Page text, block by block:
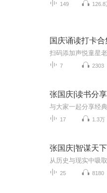
149 126.8
国庆诵读打卡合
7 2303
张国庆|读书分享
与大家一起分享经典
17 1.3万
张国庆|智谋天下
从历史与现实中吸
25 8180